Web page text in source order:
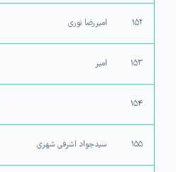
۱۵۲ امیررضا نوری
۱۵۳ امیر
۱۵۴
۱۵۵ سیدجواد اشرفی شهری